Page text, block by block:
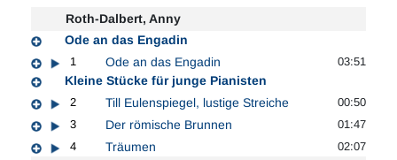
Roth-Dalbert, Anny
Ode an das Engadin
1 Ode an das Engadin 03:51
Kleine Stücke für junge Pianisten
2 Till Eulenspiegel, lustige Streiche
00:50
3
Der römische Brunnen
01:47
4
Träumen 02:07